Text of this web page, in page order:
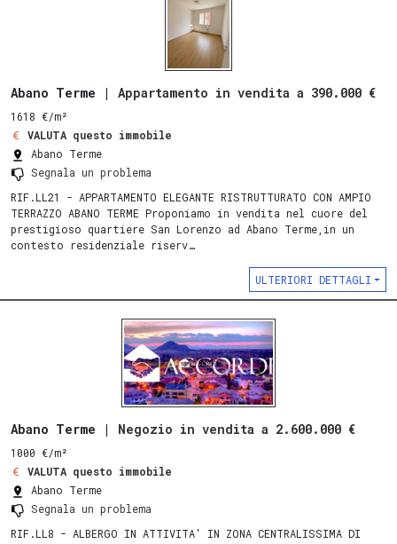
Abano Terme | Appartamento in vendita a 390.000 €
1618 €/m²
VALUTA questo immobile
Abano Terme
Segnala un problema
RIF.LL21 - APPARTAMENTO ELEGANTE RISTRUTTURATO CON AMPIO
TERRAZZO ABANO TERME Proponiamo in vendita nel cuore del
prestigioso quartiere San Lorenzo ad Abano Terme,in un
contesto residenziale riserv…
ULTERIORI DETTAGLI
Abano Terme | Negozio in vendita a 2.600.000 €
1000 €/m²
VALUTA questo immobile
Abano Terme
Segnala un problema
RIF.LL8 - ALBERGO IN ATTIVITA' IN ZONA CENTRALISSIMA DI